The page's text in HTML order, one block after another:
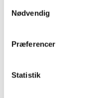
Nødvendig
Præferencer
Statistik